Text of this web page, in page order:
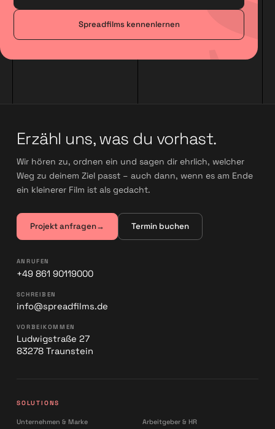
Spreadfilms kennenlernen
Erzähl uns, was du vorhast.
Wir hören zu, ordnen ein und sagen dir ehrlich, welcher
Weg zu deinem Ziel passt – auch dann, wenn es am Ende
ein kleinerer Film ist als gedacht.
Projekt anfragen→ Termin buchen
ANRUFEN
+49 861 90119000
SCHREIBEN
info@spreadfilms.de
VORBEIKOMMEN
Ludwigstraße 27
83278 Traunstein
SOLUTIONS
Unternehmen & Marke Arbeitgeber & HR